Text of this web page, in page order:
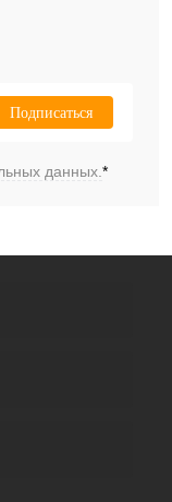
Подписаться
данных.*